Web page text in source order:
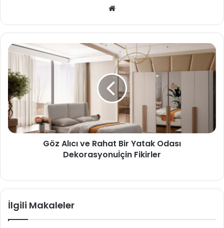
Göz Alıcı ve Rahat Bir Yatak Odası
Dekorasyonuİçin Fikirler
İlgili Makaleler